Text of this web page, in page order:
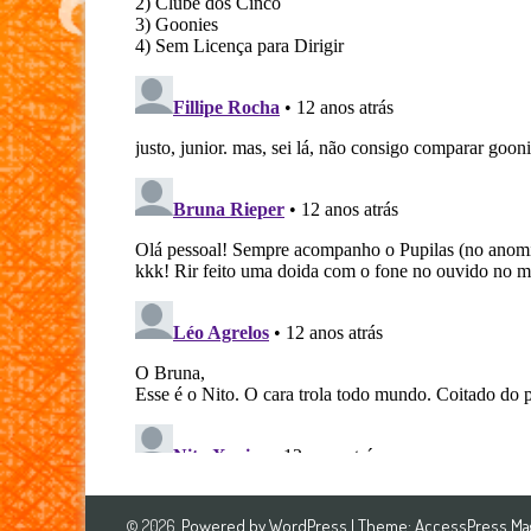
© 2026 Powered byWordPress | Theme: AccessPress